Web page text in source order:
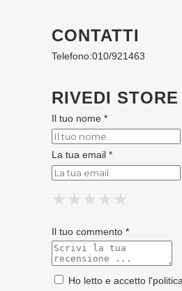
CONTATTI
Telefono:010/921463
RIVEDI STORE
Il tuo nome *
La tua email *
★
★ ★
★ ★ ★
★ ★ ★ ★
★ ★ ★ ★ ★
Il tuo commento *
Ho letto e accetto l'